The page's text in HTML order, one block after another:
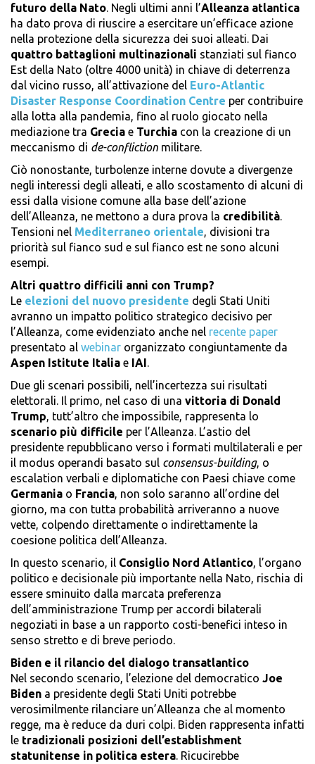
futuro della Nato. Negli ultimi anni l’Alleanza atlantica
ha dato prova di riuscire a esercitare un’efficace azione
nella protezione della sicurezza dei suoi alleati. Dai
quattro battaglioni multinazionali stanziati sul fianco
Est della Nato (oltre 4000 unità) in chiave di deterrenza
dal vicino russo, all’attivazione del Euro-Atlantic
Disaster Response Coordination Centre per contribuire
alla lotta alla pandemia, fino al ruolo giocato nella
mediazione tra Grecia e Turchia con la creazione di un
meccanismo di de-confliction militare.
Ciò nonostante, turbolenze interne dovute a divergenze
negli interessi degli alleati, e allo scostamento di alcuni di
essi dalla visione comune alla base dell’azione
dell’Alleanza, ne mettono a dura prova la credibilità.
Tensioni nel Mediterraneo orientale, divisioni tra
priorità sul fianco sud e sul fianco est ne sono alcuni
esempi.
Altri quattro difficili anni con Trump?
Le elezioni del nuovo presidente degli Stati Uniti
avranno un impatto politico strategico decisivo per
l’Alleanza, come evidenziato anche nel recente paper
presentato al webinar organizzato congiuntamente da
Aspen Istitute Italia e IAI.
Due gli scenari possibili, nell’incertezza sui risultati
elettorali. Il primo, nel caso di una vittoria di Donald
Trump, tutt’altro che impossibile, rappresenta lo
scenario più difficile per l’Alleanza. L’astio del
presidente repubblicano verso i formati multilaterali e per
il modus operandi basato sul consensus-building, o
escalation verbali e diplomatiche con Paesi chiave come
Germania o Francia, non solo saranno all’ordine del
giorno, ma con tutta probabilità arriveranno a nuove
vette, colpendo direttamente o indirettamente la
coesione politica dell’Alleanza.
In questo scenario, il Consiglio Nord Atlantico, l’organo
politico e decisionale più importante nella Nato, rischia di
essere sminuito dalla marcata preferenza
dell’amministrazione Trump per accordi bilaterali
negoziati in base a un rapporto costi-benefici inteso in
senso stretto e di breve periodo.
Biden e il rilancio del dialogo transatlantico
Nel secondo scenario, l’elezione del democratico Joe
Biden a presidente degli Stati Uniti potrebbe
verosimilmente rilanciare un’Alleanza che al momento
regge, ma è reduce da duri colpi. Biden rappresenta infatti
le tradizionali posizioni dell’establishment
statunitense in politica estera. Ricucirebbe